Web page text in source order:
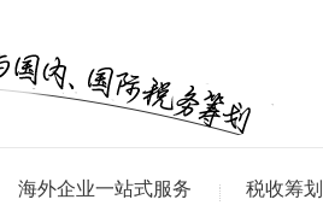
海外企业一站式服务 税收筹划